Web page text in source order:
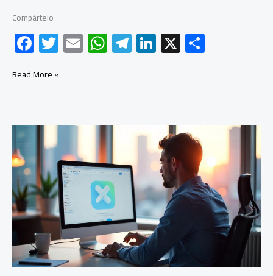
Compártelo
F
ac
e
b
o
ok
T
wi
er
E
m
W
h
s
A
p
p
Te
le
a
Li
nk
dI
X
p
Revelación
delito
que
llevará
al
Fiscal
General
al
banquillo
Read More »